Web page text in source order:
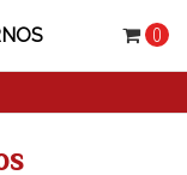
0